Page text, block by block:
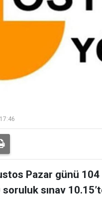
Pazar günü 104
sınav